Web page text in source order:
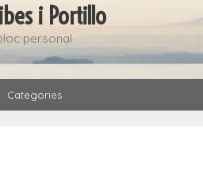
i Portillo
personal
Categories